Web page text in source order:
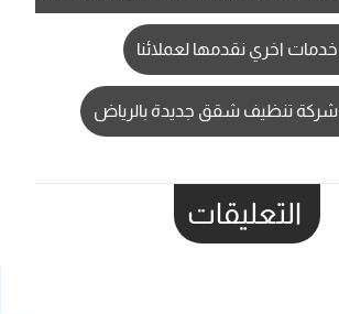
خدمات اخري نقدمها لعملائنا
شركة تنظيف شقق جديدة بالرياض
التعليقات